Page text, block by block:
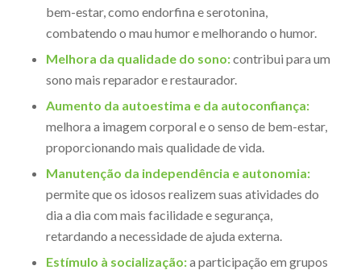
bem-estar, como endorfina e serotonina,
combatendo o mau humor e melhorando o humor.
Melhora da qualidade do sono:contribui para um
sono mais reparador e restaurador.
Aumento da autoestima e da autoconfiança:
melhora a imagem corporal e o senso de bem-estar,
proporcionando mais qualidade de vida.
Manutenção da independência e autonomia:
permite que os idosos realizem suas atividades do
dia a dia com mais facilidade e segurança,
retardando a necessidade de ajuda externa.
Estímulo à socialização:a participação em grupos